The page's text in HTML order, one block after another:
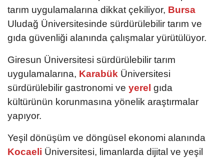
tarım uygulamalarına dikkat çekiliyor, Bursa
Uludağ Üniversitesinde sürdürülebilir tarım ve
gıda güvenliği alanında çalışmalar yürütülüyor.
Giresun Üniversitesi sürdürülebilir tarım
uygulamalarına, Karabük Üniversitesi
sürdürülebilir gastronomi ve yerel gıda
kültürünün korunmasına yönelik araştırmalar
yapıyor.
Yeşil dönüşüm ve döngüsel ekonomi alanında
Kocaeli Üniversitesi, limanlarda dijital ve yeşil